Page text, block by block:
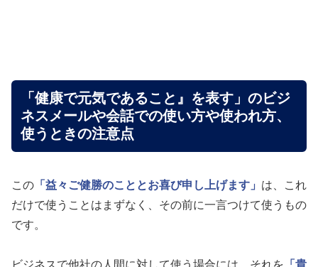
「健康で元気であること』を表す」のビジ
ネスメールや会話での使い方や使われ方、
使うときの注意点
この 「益々ご健勝のこととお喜び申し上げます」 は、これ
だけで使うことはまずなく、その前に一言つけて使うもの
です。
ビジネスで他社の人間に対して使う場合には、それを 「貴